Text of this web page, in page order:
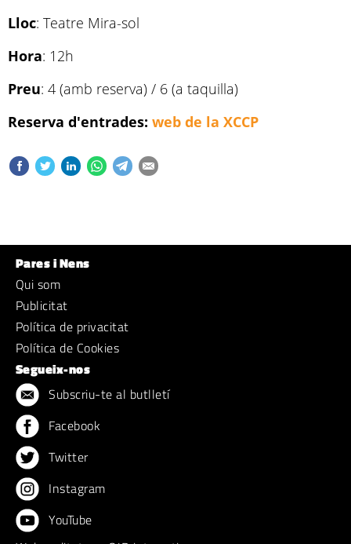
Lloc: Teatre Mira-sol
Hora: 12h
Preu: 4 (amb reserva) / 6 (a taquilla)
Reserva d'entrades: web de la XCCP
Pares i Nens
Qui som
Publicitat
Política de privacitat
Política de Cookies
Segueix-nos
Subscriu-te al butlletí
Facebook
Twitter
Instagram
YouTube